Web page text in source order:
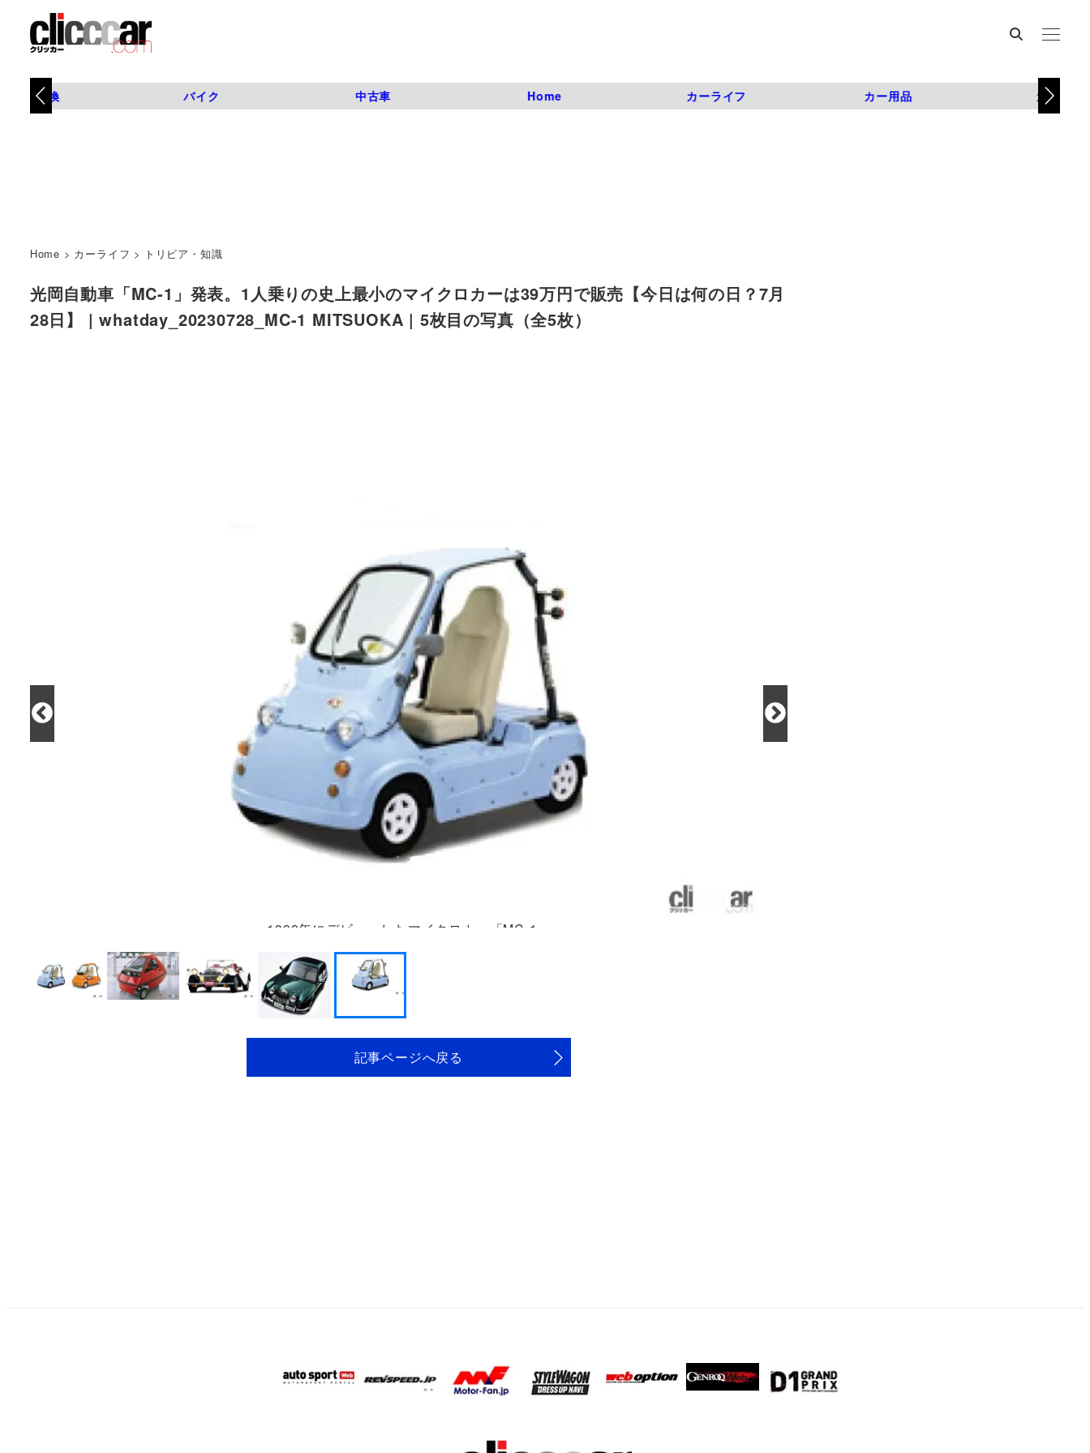
タイヤ交換 バイク 中古車 Home カーライフ カー用品 カスタム
Home > カーライフ > トリビア・知識
光岡自動車「MC-1」発表。1人乗りの史上最小のマイクロカーは39万円で販売【今日は何の日？7月
28日】 | whatday_20230728_MC-1 MITSUOKA | 5枚目の写真（全5枚）
1998年にデビューしたマイクロカー「MC-1」
記事ページへ戻る